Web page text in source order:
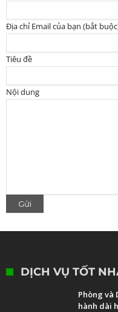
Địa chỉ Email của bạn (bắt
Tiêu đề
Nội dung
DỊCH VỤ TỐT
Phòng và
hành dài